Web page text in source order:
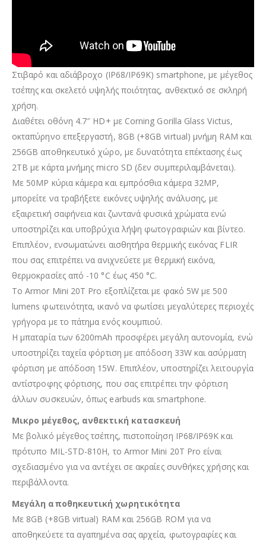
Στιβαρό και αδιάβροχο (IP68/IP69K) smartphone, με μέγεθος
τσέπης και σκελετό υψηλής ποιότητας, ανθεκτικό σε σκληρή
χρήση.
Διαθέτει οθόνη 4.7″ HD+ με Corning Gorilla Glass Victus,
οκταπύρηνο επεξεργαστή, 8GB (+8GB virtual) μνήμη RAM και
256GB αποθηκευτικό χώρο, με δυνατότητα επέκτασης έως
2TB με κάρτα μνήμης micro SD (δεν συμπεριλαμβάνεται).
Με 50MP κύρια κάμερα και εμπρόσθια κάμερα 32MP,
μπορείτε να τραβήξετε εικόνες υψηλής ανάλυσης, με
εξαιρετική σαφήνεια και ζωντανά φυσικά χρώματα ενώ
υποστηρίζει και υποβρύχια λήψη φωτογραφιών και βίντεο.
Επιπλέον, ενσωματώνει αισθητήρα θερμικής εικόνας FLIR
που σας επιτρέπει να ανιχνεύετε με θερμική εικόνα,
θερμοκρασίες από -10 °C έως 450 °C.
Το Armor Mini 20T Pro εξοπλίζεται με φακό 5W με 500
lumens φωτεινότητα, ικανό να φωτίσει μεγαλύτερες περιοχές
γρήγορα με το πάτημα ενός κουμπιού.
Η μπαταρία των 6200mAh προσφέρει μεγάλη αυτονομία, ενώ
υποστηρίζει ταχεία φόρτιση με απόδοση 33W και ασύρματη
φόρτιση με απόδοση 15W. Επιπλέον, υποστηρίζει λειτουργία
αντίστροφης φόρτισης, που σας επιτρέπει την φόρτιση
άλλων συσκευών, όπως earbuds και smartphone.
Μικρο μέγεθος, ανθεκτική κατασκευή
Με βολικό μέγεθος τσέπης, πιστοποίηση IP68/IP69K και
πρότυπο MIL-STD-810H, το Armor Mini 20T Pro είναι
σχεδιασμένο για να αντέχει σε ακραίες συνθήκες χρήσης και
περιβάλλοντα.
Μεγάλη αποθηκευτική χωρητικότητα
Με 8GB (+8GB virtual) RAM και 256GB ROM για να
αποθηκεύετε τα αγαπημένα σας αρχεία, φωτογραφίες και